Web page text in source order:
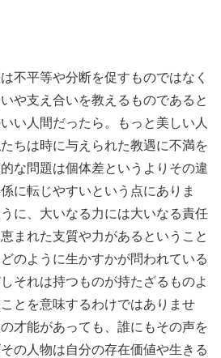
不平等や分断を促すものではなく
や支え合いを教えるものであると
い人間だったら。もっと美しい人
ちは時に与えられた教遇に不満を
な問題は個体差というよりその違
に転じやすいという点にありま
に、大いなる力には大いなる責任
まれた支質や力があるということ
のように生かすかが問われている
それは持つものが持たざるものよ
とを意味するわけではありませ
才能があっても、誰にもその声を
の人物は自分の存在価値や生きる